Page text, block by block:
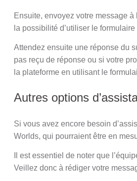
Ensuite, envoyez votre message à
la possibilité d’utiliser le
Attendez ensuite une réponse du
pas reçu de réponse ou si votre
la plateforme en utilisant le
Autres options
Si vous avez encore besoin
Worlds, qui pourraient être en
Il est essentiel de noter que
Veillez donc à rédiger votre